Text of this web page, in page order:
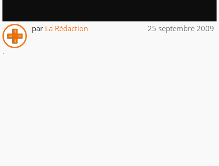
par La Rédaction 25 septembre 2009
.